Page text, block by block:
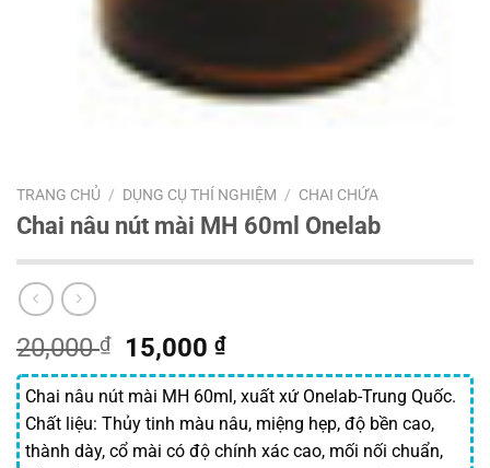
TRANG CHỦ / DỤNG CỤ THÍ NGHIỆM / CHAI CHỨA
Chai nâu nút mài MH 60ml Onelab
20,000₫
Giá
gốc
là:
20,000 ₫.
15,000₫Giá
hiện
tại
là:
15,000 ₫.
Chai nâu nút mài MH 60ml, xuất xứ Onelab-Trung Quốc.
Chất liệu: Thủy tinh màu nâu, miệng hẹp, độ bền cao,
thành dày, cổ mài có độ chính xác cao, mối nối chuẩn,